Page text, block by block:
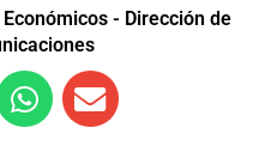
- Dirección de